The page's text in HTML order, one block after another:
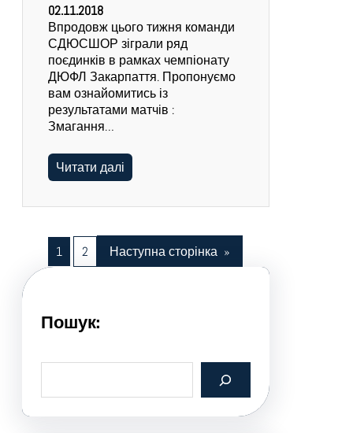
02.11.2018
Впродовж цього тижня команди
СДЮСШОР зіграли ряд
поєдинків в рамках чемпіонату
ДЮФЛ Закарпаття. Пропонуємо
вам ознайомитись із
результатами матчів :
Змагання…
Читати далі
1 2 Наступна сторінка »
Пошук:
a